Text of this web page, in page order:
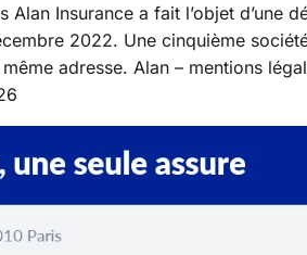
Insurance a fait l’objet d’une
2022. Une cinquième
adresse. Alan – mentions